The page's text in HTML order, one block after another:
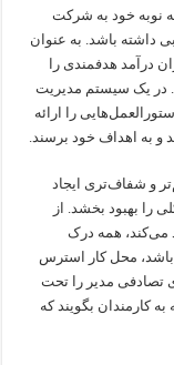
نوبه خود به شرکت
داشته باشد. به عنوان
درآمد هدفمندی را
در یک سیستم مدیریت
را ارائه
به اهداف خود برسند.
و شفاف‌تری ایجاد
را بهبود بخشد. از
می‌کند، همه درک
باشد، محل کار استرس
تصادفی مدیر را تحت
کارمندان بگویند که